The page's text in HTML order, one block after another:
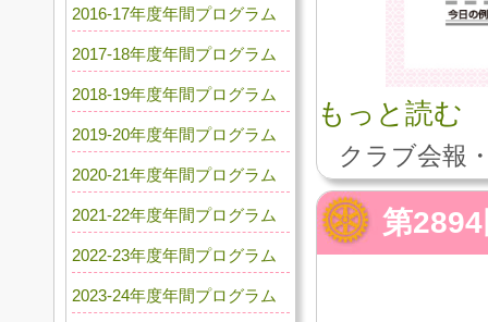
もっと読む
クラブ会報
第
2016-17年度年間プログラム
2017-18年度年間プログラム
2018-19年度年間プログラム
2019-20年度年間プログラム
2020-21年度年間プログラム
2021-22年度年間プログラム
2022-23年度年間プログラム
2023-24年度年間プログラム